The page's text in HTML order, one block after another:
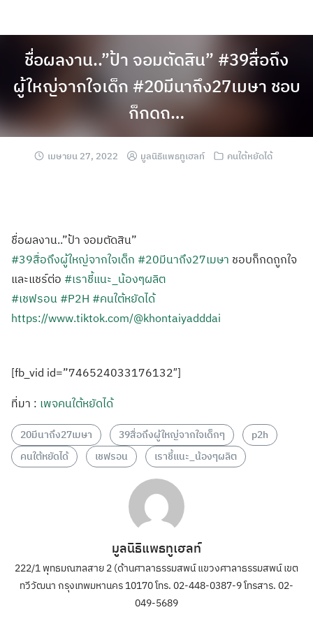
ชื่อผลงาน..”ป้า จอมตัดสิน” #39สื่อถึง
ผู้ใหญ่จากใจเด็ก #20มีนาถึง27เมษา ชอบ
ก็กดถ…
เมษายน 27, 2022 มูลนิธิแพธทูเฮลท์ คนใต้หยัดได้
ชื่อผลงาน..”ป้า จอมตัดสิน”
#39สื่อถึงผู้ใหญ่จากใจเด็ก #20มีนาถึง27เมษา ชอบก็กดถูกใจ
และแชร์ต่อ #เราชี้แนะ_น้องๆผลิต
#เชฟรอน #P2H #คนใต้หยัดได้
https://www.tiktok.com/@khontaiyadddai
[fb_vid id=”746524033176132″]
ที่มา : เพจคนใต้หยัดได้
20มีนาถึง27เมษา 39สื่อถึงผู้ใหญ่จากใจเด็กๆ
p2h
คนใต้หยัดได้
เชฟรอน เราชี้แนะ_น้องๆผลิต
มูลนิธิแพธทูเฮลท์
222/1 พุทธมณฑลสาย 2 (ด้านศาลาธรรมสพน์ แขวงศาลาธรรมสพน์ เขต
ทวีวัฒนา กรุงเทพมหานคร 10170 โทร. 02-448-0387-9 โทรสาร. 02-
049-5689